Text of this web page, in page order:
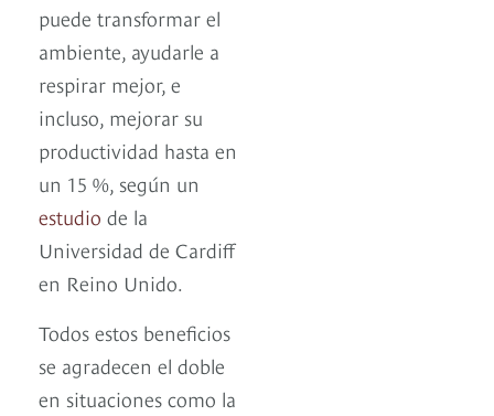
puede transformar el
ambiente, ayudarle a
respirar mejor, e
incluso, mejorar su
productividad hasta en
un 15 %, según un
estudio de la
Universidad de Cardiff
en Reino Unido.
Todos estos beneficios
se agradecen el doble
en situaciones como la